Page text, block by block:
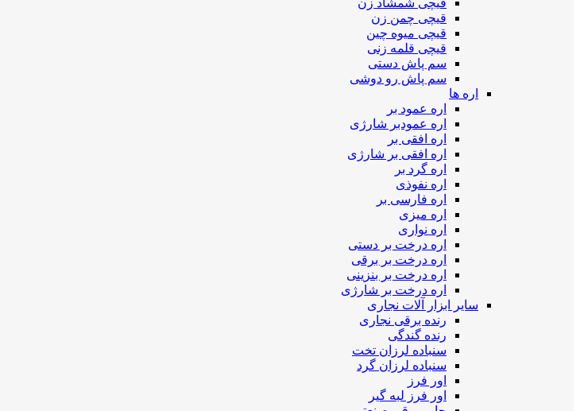
قیچی شمشاد زن
قیچی چمن زن
قیچی میوه چین
قیچی قلمه زنی
سم پاش دستی
سم پاش رو دوشی
اره ها
اره عمود بر
اره عمودبر شارژی
اره افقی بر
اره افقی بر شارژی
اره گرد بر
اره نفوذی
اره فارسی بر
اره میزی
اره نواری
اره درخت بر دستی
اره درخت بر برقی
اره درخت بر بنزینی
اره درخت بر شارژی
سایر ابزار آلات نجاری
رنده برقی نجاری
رنده گندگی
سنباده لرزان تخت
سنباده لرزان گرد
اور فرز
اور فرز لبه گیر